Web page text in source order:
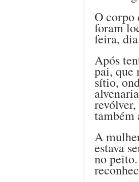
O corpo
foram
feira,
Após
pai, que
sítio,
também
A
estava
no